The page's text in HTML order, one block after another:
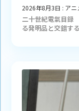
2026年8月3日 : アニ
二十世紀電氣目
る発明品と交錯す